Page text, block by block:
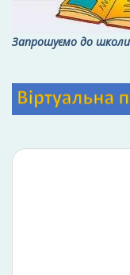
Запрошуємо до школи